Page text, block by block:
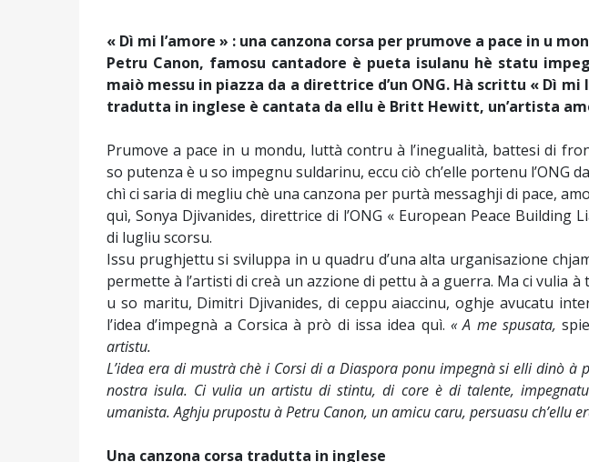
« Dì mi l’amore » : una canzona corsa per prumove a pace in u
Petru Canon, famosu cantadore è pueta isulanu hè statu
maiò messu in piazza da a direttrice d’un ONG. Hà scrittu « Dì mi
tradutta in inglese è cantata da ellu è Britt Hewitt, un’artista
Prumove a pace in u mondu, luttà contru à l’inegualità, battesi di
so putenza è u so impegnu suldarinu, eccu ciò ch’elle portenu l’ONG
chì ci saria di megliu chè una canzona per purtà messaghji di pace,
quì, Sonya Djivanides, direttrice di l’ONG « European Peace Building
di lugliu scorsu.
Issu prughjettu si sviluppa in u quadru d’una alta urganisazione
permette à l’artisti di creà un azzione di pettu à a guerra. Ma ci vulia à
u so maritu, Dimitri Djivanides, di ceppu aiaccinu, oghje avucatu
l’idea d’impegnà a Corsica à prò di issa idea quì. « A me spusata,
artistu.
L’idea era di mustrà chè i Corsi di a Diaspora ponu impegnà si elli dinò à
nostra isula. Ci vulia un artistu di stintu, di core è di talente,
umanista. Aghju prupostu à Petru Canon, un amicu caru, persuasu ch’ellu
Una canzona corsa tradutta in inglese